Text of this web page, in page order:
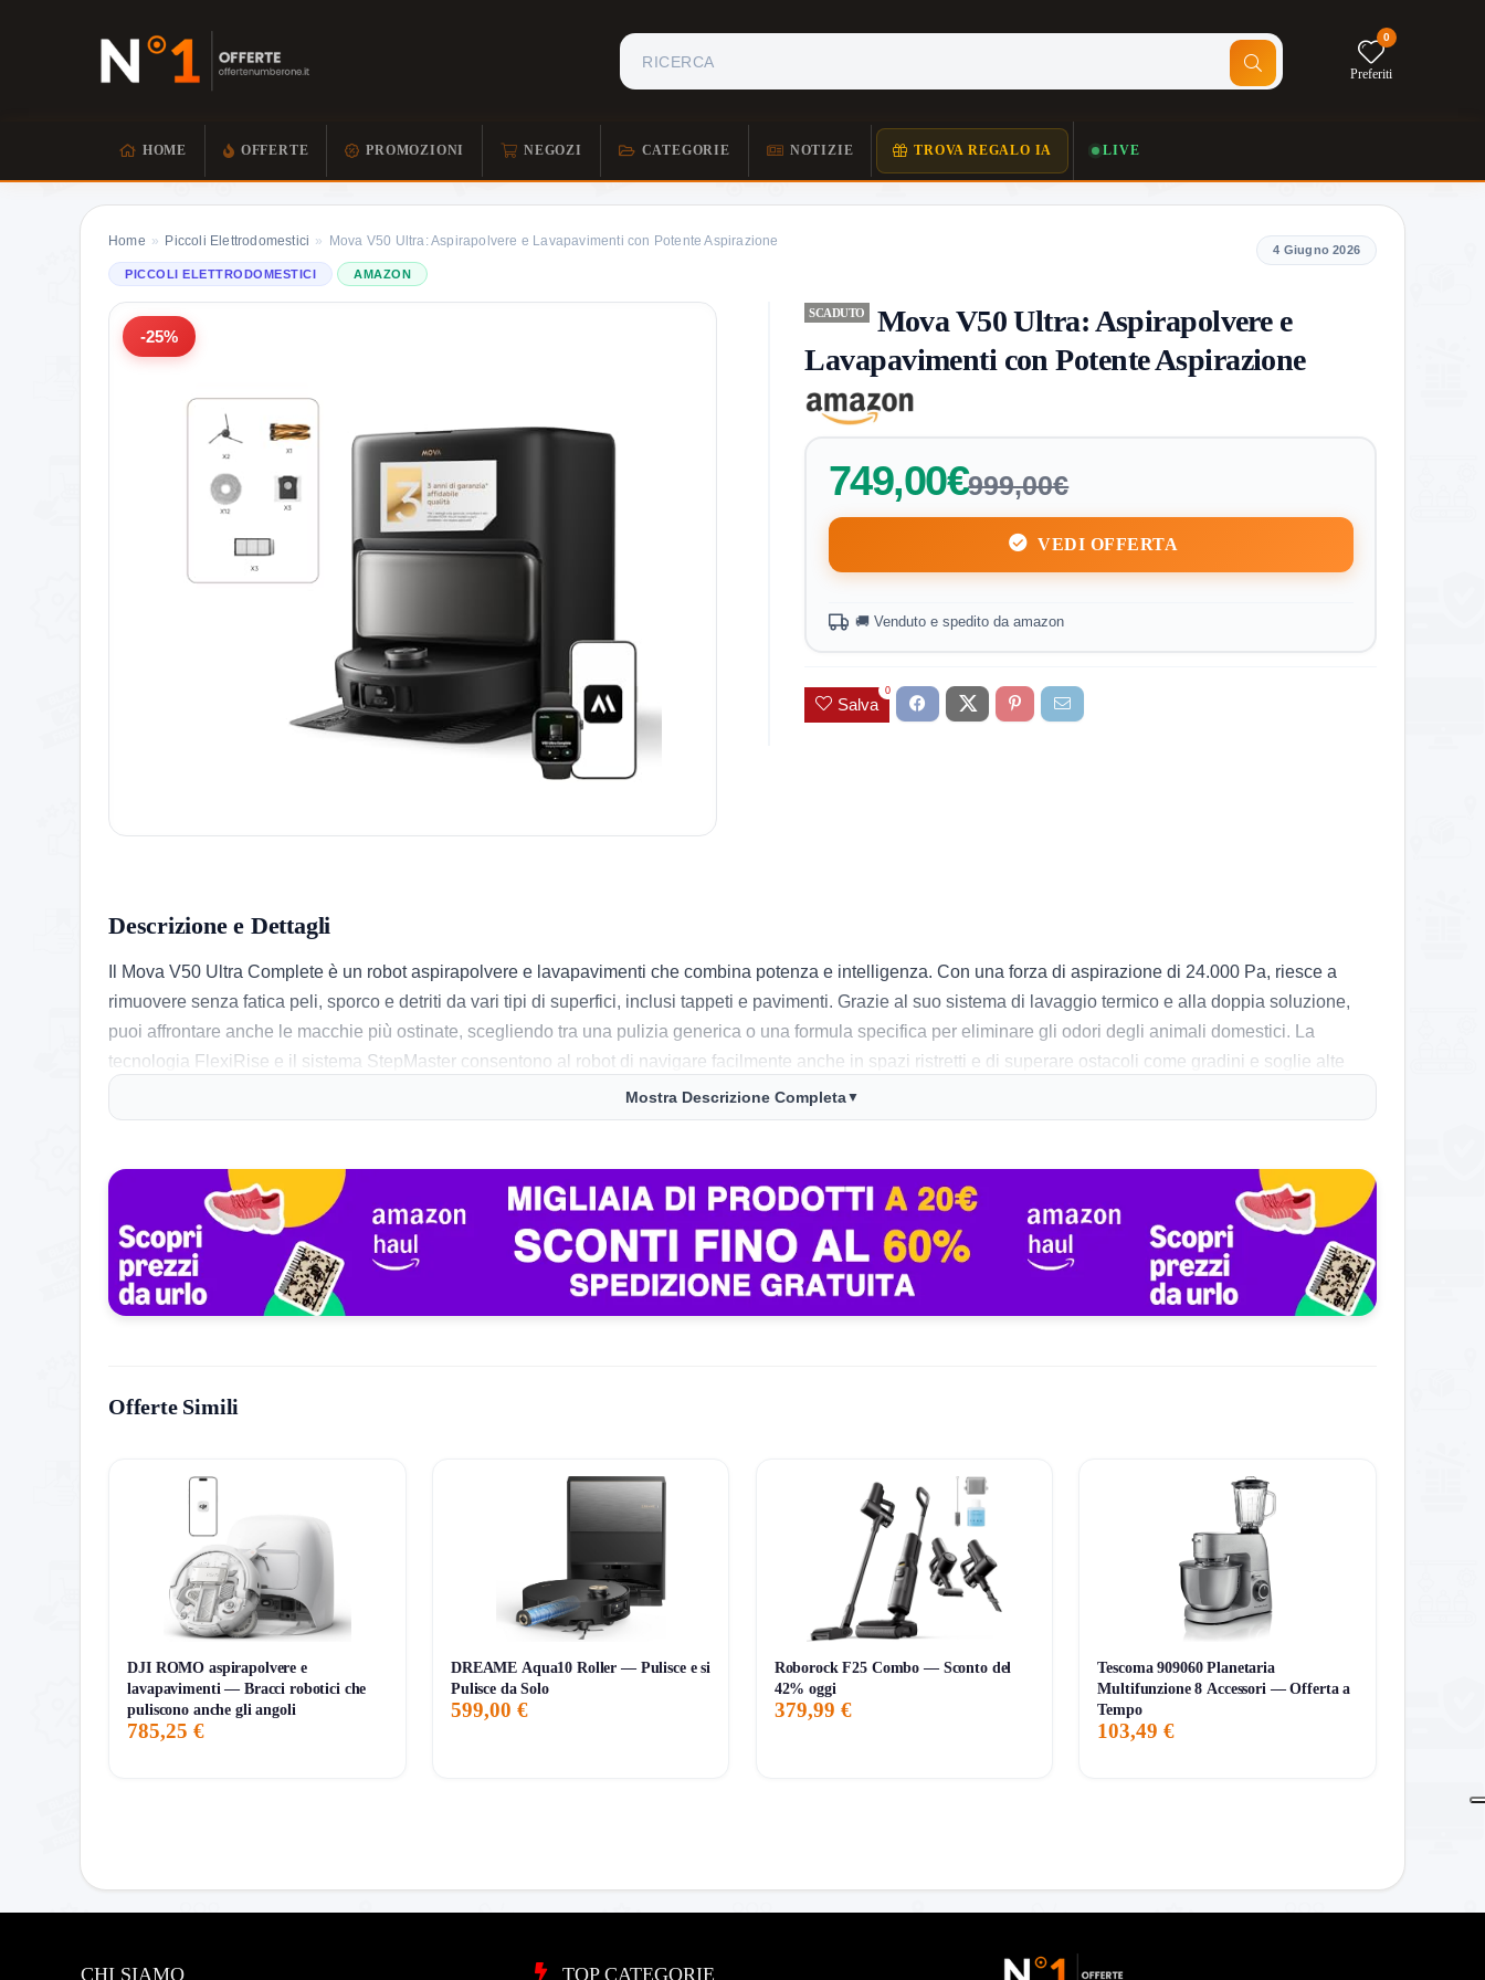
0
Preferiti
HOME OFFERTE PROMOZIONI NEGOZI CATEGORIE NOTIZIE TROVA REGALO IA LIVE
Home » Piccoli Elettrodomestici » Mova V50 Ultra: Aspirapolvere e Lavapavimenti con Potente Aspirazione
PICCOLI ELETTRODOMESTICI AMAZON
-25%
SCADUTO
Mova V50 Ultra: Aspirapolvere e
Lavapavimenti con Potente Aspirazione
749,00€999,00€
VEDI OFFERTA
🚚 Venduto e spedito da amazon
Salva
0
4 Giugno 2026
Descrizione e Dettagli
Il Mova V50 Ultra Complete è un robot aspirapolvere e lavapavimenti che combina potenza e intelligenza. Con una forza di aspirazione di 24.000 Pa, riesce a
rimuovere senza fatica peli, sporco e detriti da vari tipi di superfici, inclusi tappeti e pavimenti. Grazie al suo sistema di lavaggio termico e alla doppia soluzione,
puoi affrontare anche le macchie più ostinate, scegliendo tra una pulizia generica o una formula specifica per eliminare gli odori degli animali domestici. La
tecnologia FlexiRise e il sistema StepMaster consentono al robot di navigare facilmente anche in spazi ristretti e di superare ostacoli come gradini e soglie alte
Chi ha testato il Mova V50 Ultra ha notato una pulizia approfondita e una notevole capacità di aspirazione. La doppia spazzola TroboWave ha ridotto al minimo i
grovigli di capelli, facilitando la manutenzione. Tuttavia, alcuni utenti segnalano che la stazione base, sebbene automatizzi molte operazioni, può occupare un po’
di spazio. La funzione di asciugatura dei moci è molto apprezzata, poiché riduce i tempi di attesa e migliora l’igiene. In generale, il V50 Ultra rappresenta un valido
aiuto nella gestione della pulizia domestica, combinando efficienza e praticità.
749,00€749,00€
30G
Mostra Descrizione Completa▼
Offerte Simili
DJI ROMO aspirapolvere e
lavapavimenti — Bracci robotici che
puliscono anche gli angoli
785,25 €
DREAME Aqua10 Roller — Pulisce e si
Pulisce da Solo
599,00 €
Roborock F25 Combo — Sconto del
42% oggi
379,99 €
Tescoma 909060 Planetaria
Multifunzione 8 Accessori — Offerta a
Tempo
103,49 €
CHI SIAMO TOP CATEGORIE